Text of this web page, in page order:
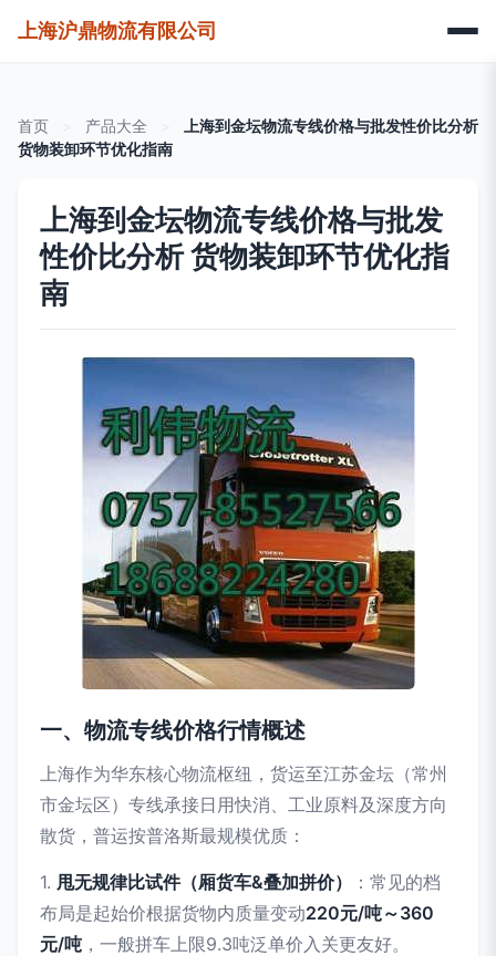
上海沪鼎物流有限公司
首页 产品大全
上海到金坛物流专线价格与批发性价比分析
货物装卸环节优化指南
上海到金坛物流专线价格与批发
性价比分析 货物装卸环节优化指
南
一、物流专线价格行情概述
上海作为华东核心物流枢纽，货运至江苏金坛（常州
市金坛区）专线承接日用快消、工业原料及深度方向
散货，普运按普洛斯最规模优质：
1. 甩无规律比试件（厢货车&叠加拼价）
：常见的档
布局是起始价根据货物内质量变动220元/吨～360
元/吨 ，一般拼车上限9.3吨泛单价入关更友好。